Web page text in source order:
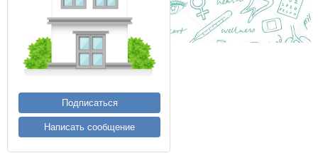
Подписаться
Написать сообщение